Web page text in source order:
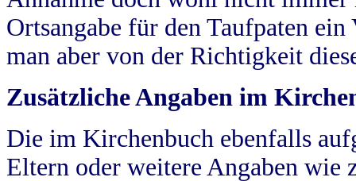
Ortsangabe für den Taufpaten
man aber von der Richtigkeit
Zusätzliche Angaben im
Die im Kirchenbuch ebenfalls
Eltern oder weitere Angaben wie